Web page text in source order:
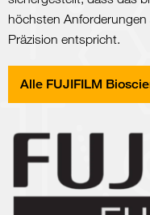
höchsten
Präzision entspricht.
Alle FUJIFILM